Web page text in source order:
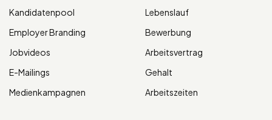
Kandidatenpool
Employer Branding
Jobvideos
E-Mailings
Medienkampagnen
Lebenslauf
Bewerbung
Arbeitsvertrag
Gehalt
Arbeitszeiten